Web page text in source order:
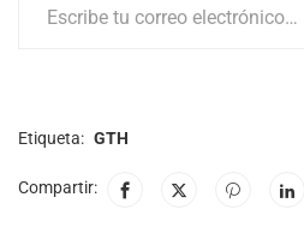
Etiqueta: GTH
Compartir: